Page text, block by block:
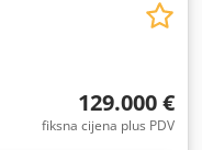
129.000 €
fiksna cijena plus PDV